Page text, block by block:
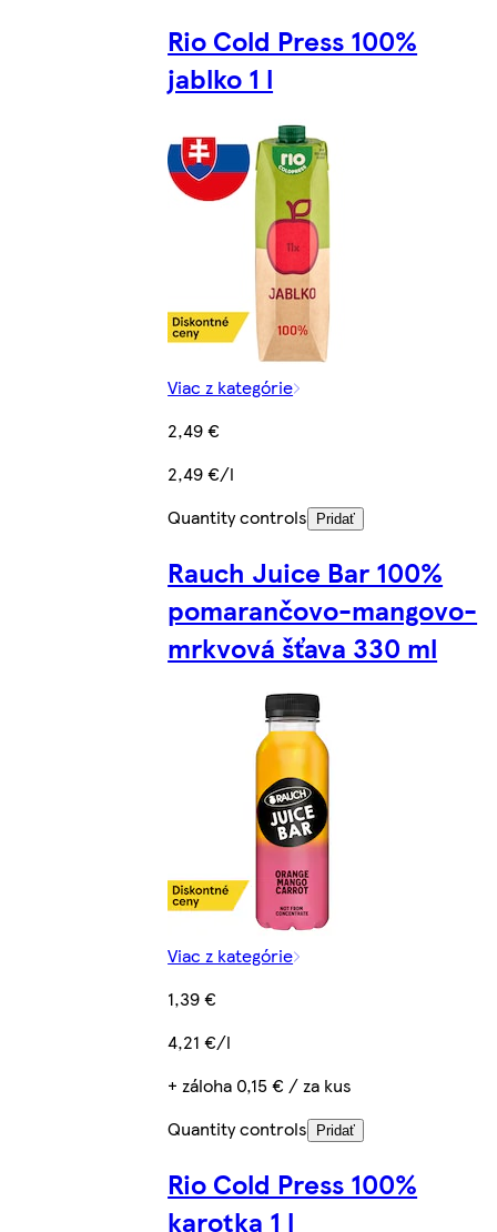
Rio Cold Press 100%
jablko 1 l
Viac z kategórie
2,49 €
2,49 €/l
Quantity controls Pridať
Rauch Juice Bar 100%
pomarančovo-mangovo-
mrkvová šťava 330 ml
Viac z kategórie
1,39 €
4,21 €/l
+ záloha 0,15 € / za kus
Quantity controls
Pridať
Rio Cold Press 100%
karotka 1 l